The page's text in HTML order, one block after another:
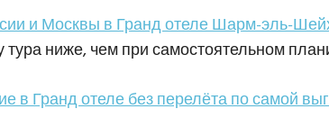
и Москвы в Гранд отеле Шарм-эль-
ниже, чем при самостоятельном
в Гранд отеле без перелёта по самой